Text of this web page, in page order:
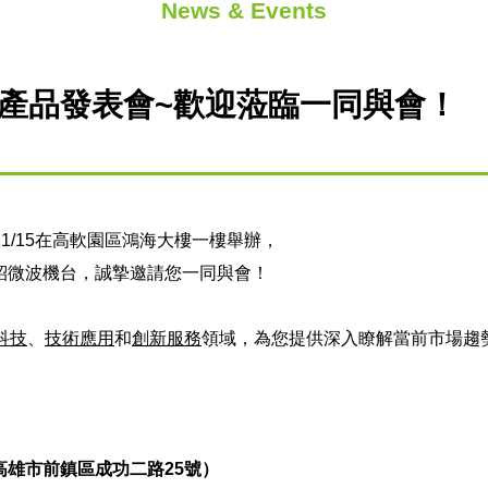
News & Events
品發表會~歡迎蒞臨一同與會！
15在高軟園區鴻海大樓一樓舉辦，
波機台，誠摯邀請您一同與會！
技 技術應用和創新服務領域，為您提供深入瞭解當前市場趨
雄市前鎮區成功二路25號）